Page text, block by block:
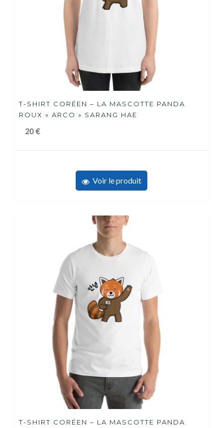
T-SHIRT CORÉEN – LA MASCOTTE PANDA
ROUX « ARCO » SARANG HAE
20€
Voir le produit
T-SHIRT CORÉEN – LA MASCOTTE PANDA